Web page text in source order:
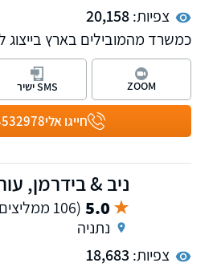
צפיות:20,158
כמשרד מהמובילים בארץ בייצוג
אנחנו מטפלים בתחומי נזקי
פטור ממס, רשלנות רפואית, נכי
דרכים.
לרשותכם 11 סניפים של
בחיפה, ראש פינה, טבריה,
למי שמעוניין, אנחנו מאפשרים
חייגו אלי
ZOOM SMS ישיר
ניב & בידרמן,
5.0 (106 ממליצים)
נתניה
צפיות: 18,683